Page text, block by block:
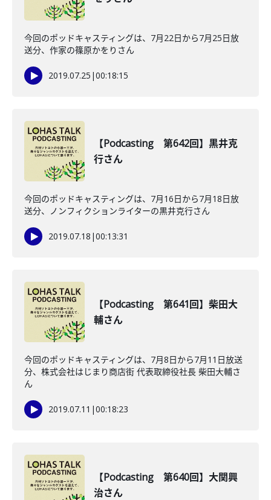
今回のポッドキャスティングは、7月22日から7月25日放
送分、作家の篠原かをりさん
2019.07.25 |00:18:15
【Podcasting 第642回】黒井克
行さん
今回のポッドキャスティングは、7月16日から7月18日放
送分、ノンフィクションライターの黒井克行さん
2019.07.18 |00:13:31
【Podcasting 第641回】柴田大
輔さん
今回のポッドキャスティングは、7月8日から7月11日放送
分、株式会社はじまり商店街 代表取締役社長 柴田大輔さ
ん
2019.07.11 |00:18:23
【Podcasting 第640回】大関興
治さん